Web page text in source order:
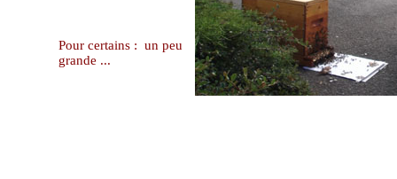
Pour certains : un peu
grande ...